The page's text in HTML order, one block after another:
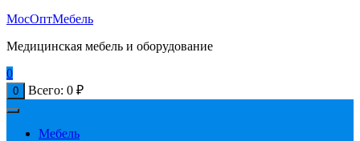
МосОптМебель
Медицинская мебель и оборудование
0
0 Всего: 0 ₽
Мебель